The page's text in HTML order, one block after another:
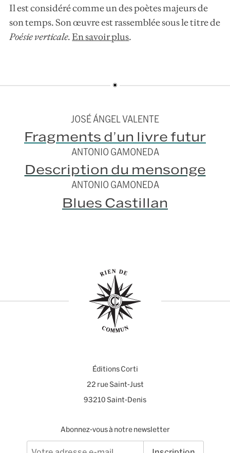
Il est considéré comme un des poètes majeurs de
son temps. Son œuvre est rassemblée sous le titre de
Poésie verticale.En savoir plus.
JOSÉ ÁNGEL VALENTE
Fragments d’un livre futur
ANTONIO GAMONEDA
Description du mensonge
ANTONIO GAMONEDA
Blues Castillan
Éditions Corti
22 rue Saint-Just
93210 Saint-Denis
Abonnez-vous à notre newsletter